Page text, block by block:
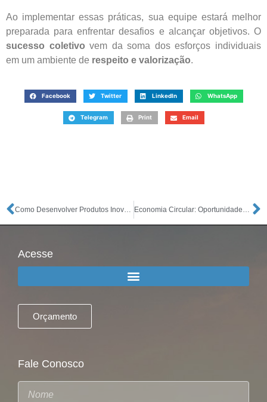
Ao implementar essas práticas, sua equipe estará melhor
preparada para enfrentar desafios e alcançar objetivos. O
sucesso coletivo vem da soma dos esforços individuais
em um ambiente de respeito e valorização.
Facebook Twitter LinkedIn WhatsApp
Telegram Print Email
Como Desenvolver Produtos Inovadores com Baixo Orçamento Economia Circular: Oportunidades de Negócio que Estão Crescendo
Acesse
Orçamento
Fale Conosco